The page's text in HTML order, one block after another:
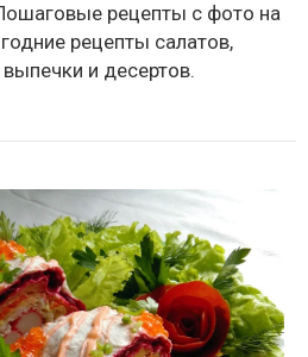
рецепты с фото на
рецепты салатов,
и десертов.